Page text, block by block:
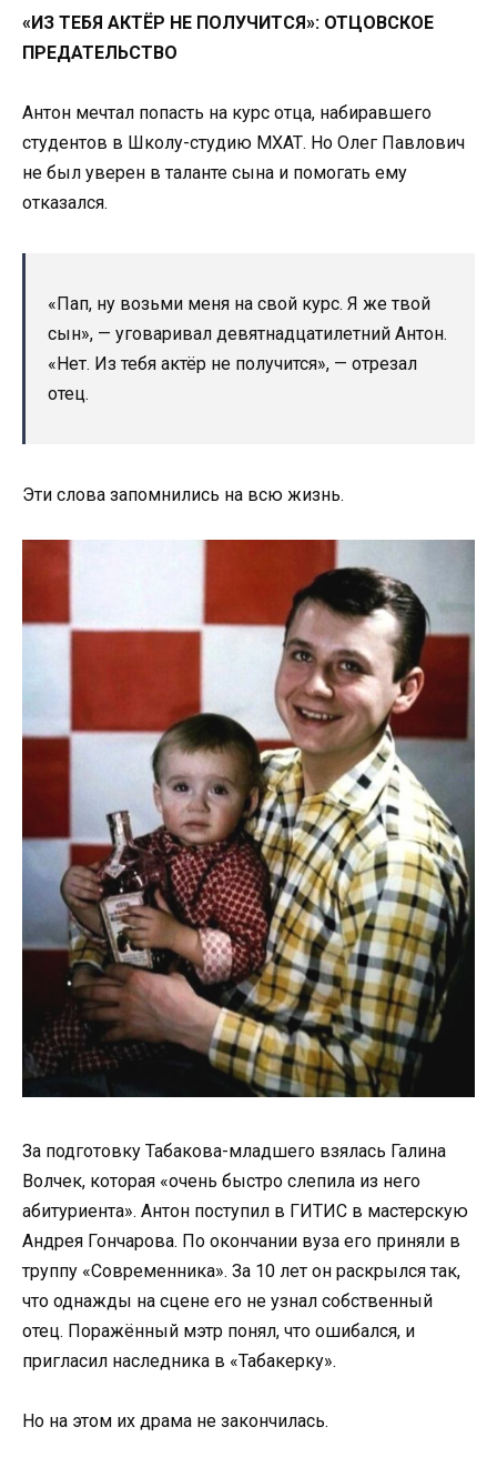
«ИЗ ТЕБЯ АКТЁР НЕ ПОЛУЧИТСЯ»: ОТЦОВСКОЕ
ПРЕДАТЕЛЬСТВО
Антон мечтал попасть на курс отца, набиравшего
студентов в Школу-студию МХАТ. Но Олег Павлович
не был уверен в таланте сына и помогать ему
отказался.
«Пап, ну возьми меня на свой курс. Я же твой
сын», — уговаривал девятнадцатилетний Антон.
«Нет. Из тебя актёр не получится», — отрезал
отец.
Эти слова запомнились на всю жизнь.
За подготовку Табакова-младшего взялась Галина
Волчек, которая «очень быстро слепила из него
абитуриента». Антон поступил в ГИТИС в мастерскую
Андрея Гончарова. По окончании вуза его приняли в
труппу «Современника». За 10 лет он раскрылся так,
что однажды на сцене его не узнал собственный
отец. Поражённый мэтр понял, что ошибался, и
пригласил наследника в «Табакерку».
Но на этом их драма не закончилась.